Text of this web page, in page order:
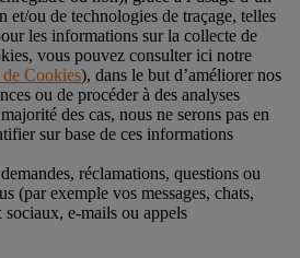
et/ou de technologies de traçage, telles
les informations sur la collecte de
vous pouvez consulter ici notre
Cookies), dans le but d’améliorer nos
ou de procéder à des analyses
des cas, nous ne serons pas en
sur base de ces informations
réclamations, questions ou
(par exemple vos messages, chats,
sociaux, e-mails ou appels